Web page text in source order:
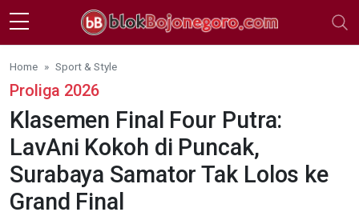
Skip to main content
Home Sport & Style
Proliga 2026
Klasemen Final Four Putra:
LavAni Kokoh di Puncak,
Surabaya Samator Tak Lolos ke
Grand Final